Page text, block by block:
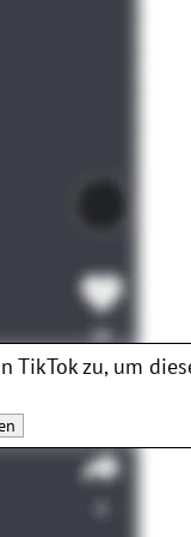
TikTokzu, um